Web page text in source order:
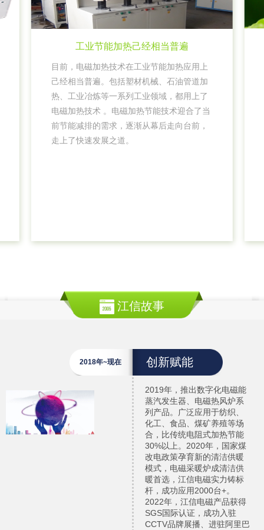
工业节能加热己经相当普遍
目前，电磁加热技术在工业节能加热应用上
己经相当普遍。包括塑材机械、石油管道加
热、工业冶炼等一系列工业领域，都用上了
电磁加热技术 。电磁加热节能技术迎合了当
前节能减排的需求，逐渐从幕后走向台前，
走上了快速发展之道。
江信故事
2018年~现在 创新赋能
2019年，推出数字化电磁能
蒸汽发生器、电磁热风炉系
列产品。广泛应用于纺织、
化工、食品、煤矿养殖等场
合，比传统电阻式加热节能
30%以上。2020年，国家煤
改电政策孕育新的清洁供暖
模式，电磁采暖炉成清洁供
暖首选，江信电磁实力铸标
杆，成功应用2000台+。
2022年，江信电磁产品获得
SGS国际认证，成功入驻
CCTV品牌展播、进驻阿里巴